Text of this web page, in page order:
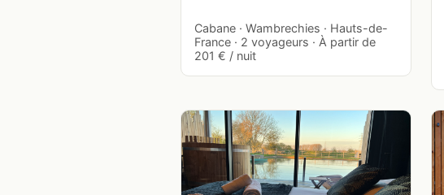
Cabane · Wambrechies · Hauts-de-
France · 2 voyageurs · À partir de
201 € / nuit